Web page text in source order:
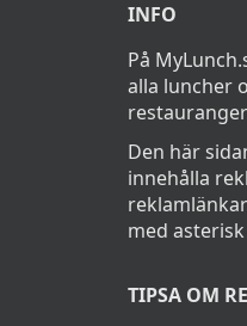
INFO
På
alla luncher
Den här
innehålla
med
TIPSA OM